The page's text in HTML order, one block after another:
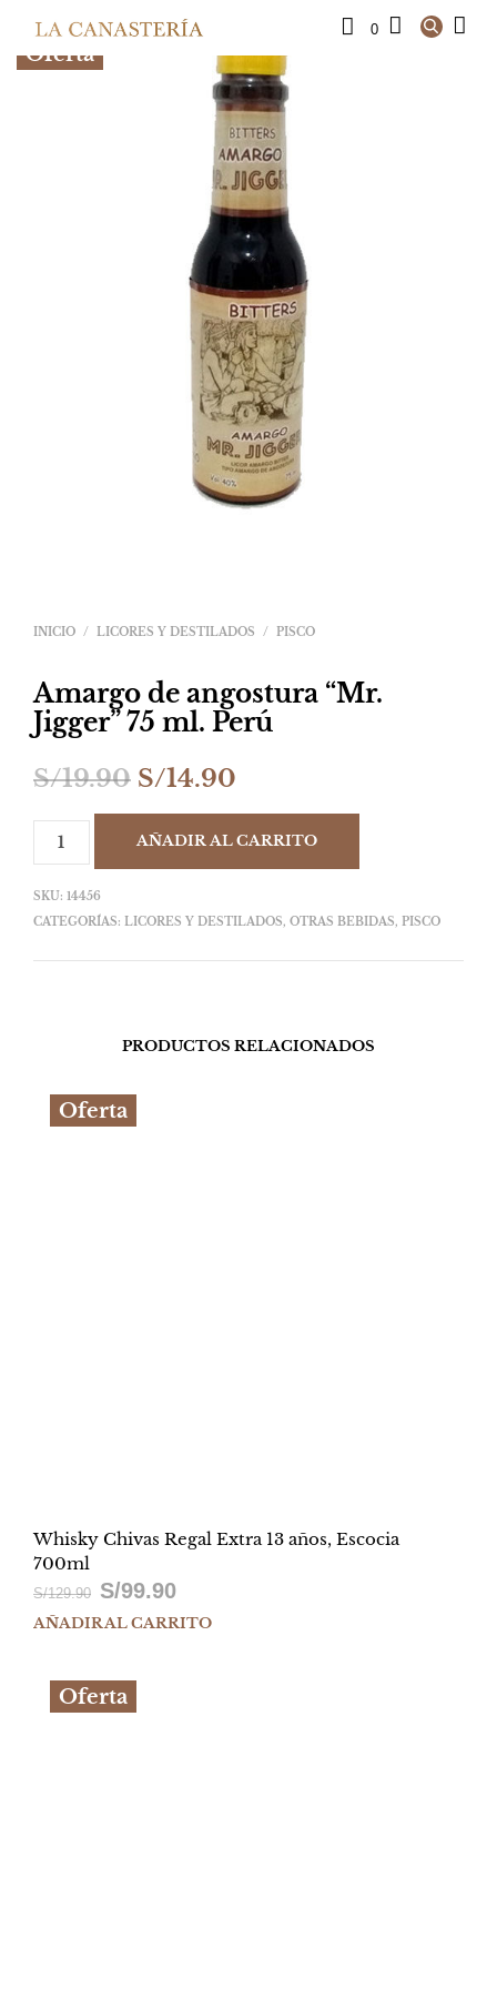
0
Oferta
INICIO / LICORES Y DESTILADOS / PISCO
Amargo de angostura “Mr.
Jigger” 75 ml. Perú
S/19.90 El
precio
original
S/19.90.
S/14.90
precio
actual
S/14.90.
AÑADIR AL CARRITO
SKU: 14456
CATEGORÍAS: LICORES Y DESTILADOS, OTRAS BEBIDAS, PISCO
PRODUCTOS RELACIONADOS
Oferta
Whisky Chivas Regal Extra 13 años, Escocia
700ml
S/129.90 El
precio
era:
S/99.90El
precio
AÑADIR AL CARRITO
Oferta